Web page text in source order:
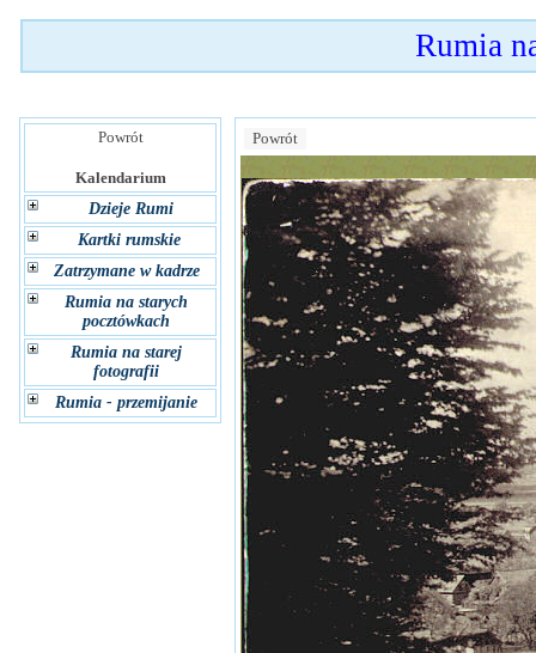
Rumia
Powrót
Kalendarium
Dzieje Rumi
Kartki rumskie
Zatrzymane w kadrze
Rumia na starych
pocztówkach
Rumia na starej
fotografii
Rumia - przemijanie
Powrót